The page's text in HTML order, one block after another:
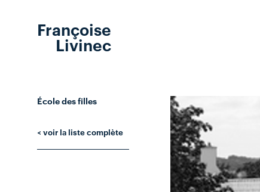
Françoise
Livinec
École des filles
< voir la liste complète